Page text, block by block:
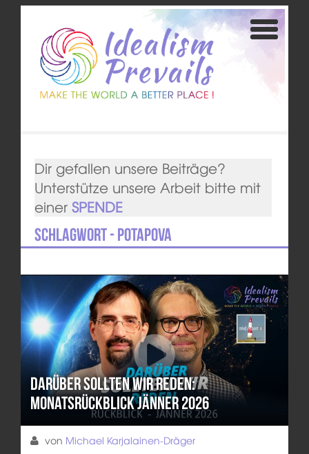
Dir gefallen unsere Beiträge?
Unterstütze unsere Arbeit bitte mit
einer SPENDE
Schlagwort - Potapova
Darüber sollten wir reden:
Monatsrückblick Jänner 2026
von Michael Karjalainen-Dräger